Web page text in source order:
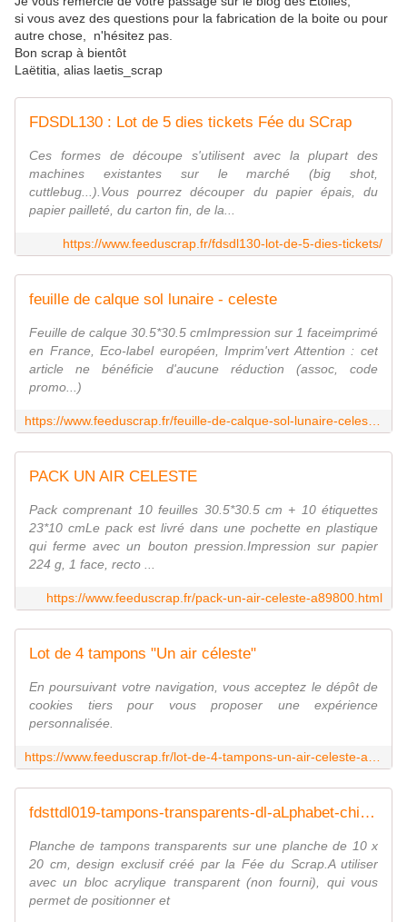
si vous avez des questions pour la fabrication de la boite ou pour
autre chose, n'hésitez pas.
Bon scrap à bientôt
Laëtitia, alias laetis_scrap
FDSDL130 : Lot de 5 dies tickets Fée du SCrap
Ces formes de découpe s'utilisent avec la plupart des
machines existantes sur le marché (big shot,
cuttlebug...).Vous pourrez découper du papier épais, du
papier pailleté, du carton fin, de la...
https://www.feeduscrap.fr/fdsdl130-lot-de-5-dies-tickets/
feuille de calque sol lunaire - celeste
Feuille de calque 30.5*30.5 cmImpression sur 1 faceimprimé
en France, Eco-label européen, Imprim'vert Attention : cet
article ne bénéficie d'aucune réduction (assoc, code
promo...)
PACK UN AIR CELESTE
Pack comprenant 10 feuilles 30.5*30.5 cm + 10 étiquettes
23*10 cmLe pack est livré dans une pochette en plastique
qui ferme avec un bouton pression.Impression sur papier
224 g, 1 face, recto ...
https://www.feeduscrap.fr/pack-un-air-celeste-a89800.html
Lot de 4 tampons "Un air céleste"
En poursuivant votre navigation, vous acceptez le dépôt de
cookies tiers pour vous proposer une expérience
personnalisée.
fdsttdl019-tampons-transparents-dl-aLphabet-chic FEE DU SCRAP
Planche de tampons transparents sur une planche de 10 x
20 cm, design exclusif créé par la Fée du Scrap.A utiliser
avec un bloc acrylique transparent (non fourni), qui vous
permet de positionner et